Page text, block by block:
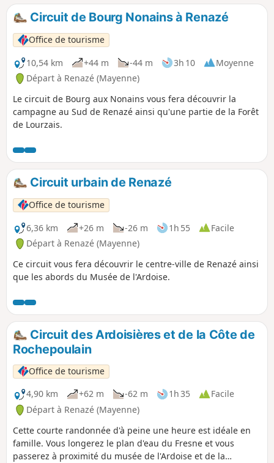
Circuit de Bourg Nonains à Renazé
Office de tourisme
10,54 km
+44 m -44 m 3h 10
Moyenne
Départ à Renazé (Mayenne)
Le circuit de Bourg aux Nonains vous fera découvrir la
campagne au Sud de Renazé ainsi qu'une partie de la Forêt
de Lourzais.
Circuit urbain de Renazé
Office de tourisme
6,36 km
+26 m -26 m 1h 55
Facile
Départ à Renazé (Mayenne)
Ce circuit vous fera découvrir le centre-ville de Renazé ainsi
que les abords du Musée de l'Ardoise.
Circuit des Ardoisières et de la Côte de
Rochepoulain
Office de tourisme
4,90 km
+62 m -62 m 1h 35
Facile
Départ à Renazé (Mayenne)
Cette courte randonnée d'à peine une heure est idéale en
famille. Vous longerez le plan d'eau du Fresne et vous
passerez à proximité du musée de l'Ardoise et de la